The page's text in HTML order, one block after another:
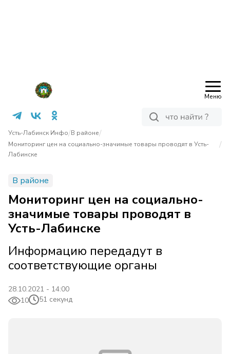
Меню
Усть-Лабинск Инфо/В районе/
Мониторинг цен на социально-значимые товары проводят в Усть-
Лабинске
/
В районе
Мониторинг цен на социально-
значимые товары проводят в
Усть-Лабинске
Информацию передадут в
соответствующие органы
28.10.2021 - 14:00
10
51 секунд